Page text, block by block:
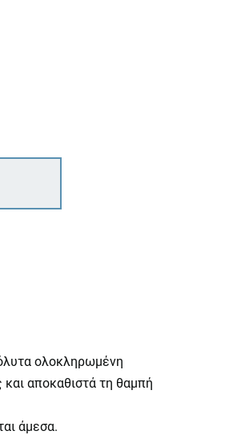
ολοκληρωμένη
αποκαθιστά τη θαμπή
άμεσα.